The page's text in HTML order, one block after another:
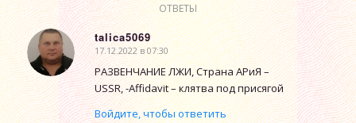
ОТВЕТЫ
talica5069
говорит:
17.12.2022 в 07:30
РАЗВЕНЧАНИЕ ЛЖИ, Страна АРиЯ –
USSR, -Affidavit – клятва под присягой
Войдите, чтобы ответить